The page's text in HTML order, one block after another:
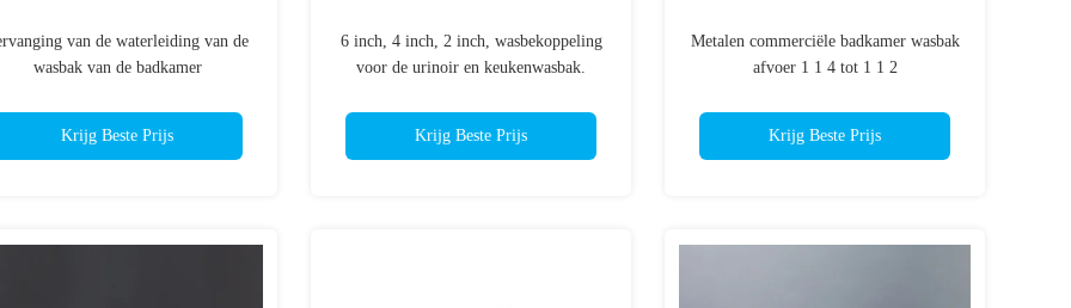
van de waterleiding van de
wasbak van de badkamer
Krijg Beste Prijs
6 inch, 4 inch, 2 inch, wasbekoppeling
voor de urinoir en keukenwasbak.
Krijg Beste Prijs
Metalen commerciële badkamer wasbak
afvoer 1 1 4 tot 1 1 2
Krijg Beste Prijs